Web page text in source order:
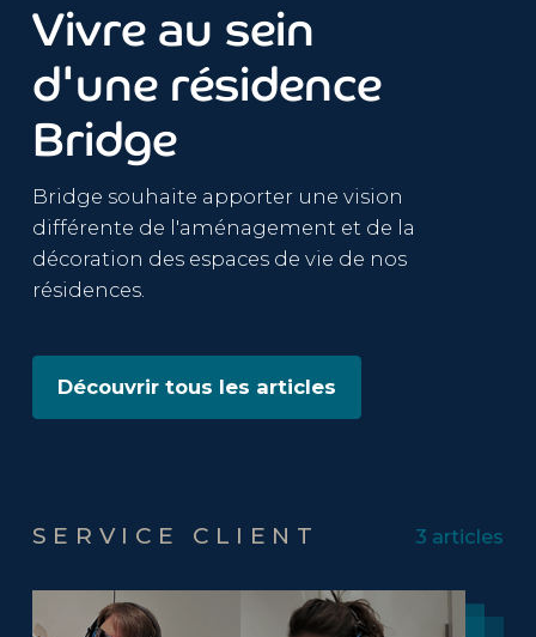
Vivre au sein
d'une résidence
Bridge
Bridge souhaite apporter une vision
différente de l'aménagement et de la
décoration des espaces de vie de nos
résidences.
Découvrir tous les articles
SERVICE CLIENT 3 articles